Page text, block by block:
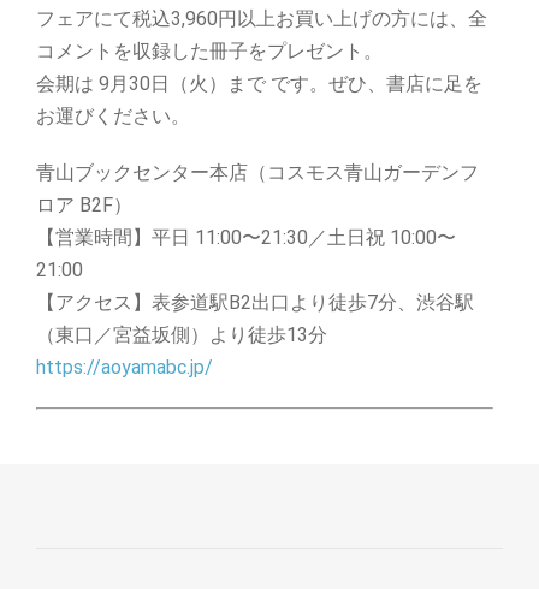
フェアにて税込3,960円以上お買い上げの方には、全
コメントを収録した冊子をプレゼント。
会期は 9月30日（火）まで です。ぜひ、書店に足を
お運びください。
青山ブックセンター本店（コスモス青山ガーデンフ
ロア B2F）
【営業時間】平日 11:00〜21:30／土日祝 10:00〜
21:00
【アクセス】表参道駅B2出口より徒歩7分、渋谷駅
（東口／宮益坂側）より徒歩13分
https://aoyamabc.jp/